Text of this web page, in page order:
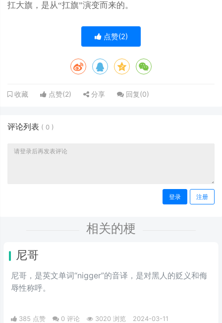
扛大旗，是从“扛旗”演变而来的。
点赞(2)
收藏 点赞(2) 分享 回复(0)
评论列表 ( 0 )
登录 注册
相关的梗
尼哥
尼哥，是英文单词“nigger”的音译，是对黑人的贬义和侮
辱性称呼。
385 点赞 0 评论 3020 浏览 2024-03-11